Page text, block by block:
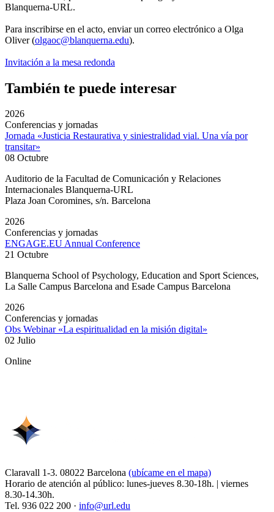
Blanquerna-URL.
Para inscribirse en el acto, enviar un correo electrónico a Olga
Oliver (olgaoc@blanquerna.edu).
Invitación a la mesa redonda
También te puede interesar
2026
Conferencias y jornadas
Jornada «Justicia Restaurativa y siniestralidad vial. Una vía por
transitar»
08 Octubre
Auditorio de la Facultad de Comunicación y Relaciones
Internacionales Blanquerna-URL
Plaza Joan Coromines, s/n. Barcelona
2026
Conferencias y jornadas
ENGAGE.EU Annual Conference
21 Octubre
Blanquerna School of Psychology, Education and Sport Sciences,
La Salle Campus Barcelona and Esade Campus Barcelona
2026
Conferencias y jornadas
Obs Webinar «La espiritualidad en la misión digital»
02 Julio
Online
Claravall 1-3. 08022 Barcelona (ubícame en el mapa)
Horario de atención al público: lunes-jueves 8.30-18h. | viernes
8.30-14.30h.
Tel. 936 022 200 · info@url.edu